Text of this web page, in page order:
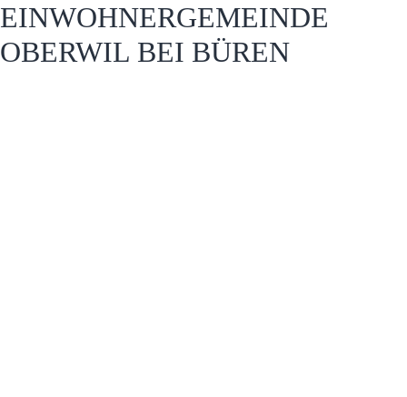
EINWOHNERGEMEINDE
OBERWIL BEI BÜREN